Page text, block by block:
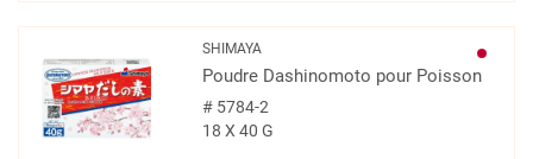
SHIMAYA
Poudre Dashinomoto pour Poisson
#5784-2
18 X 40 G